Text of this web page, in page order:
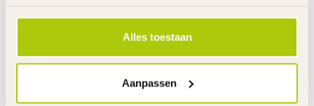
Alles toestaan
Aanpassen
Gerelateerde producten
AXA
Niet op voorraad